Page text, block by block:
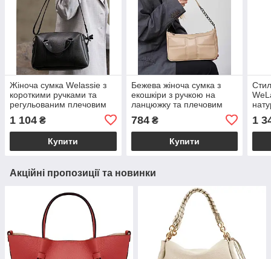
Жіноча сумка Welassie з
короткими ручками та
регульованим плечовим
ременем чорна "Меланія"
1 104 ₴
Купити
Бежева жіноча сумка з
екошкіри з ручкою на
ланцюжку та плечовим
ременем «Лиса» бежева
Welassie
784₴
Купити
та
1
Акційні пропозиції та новинки